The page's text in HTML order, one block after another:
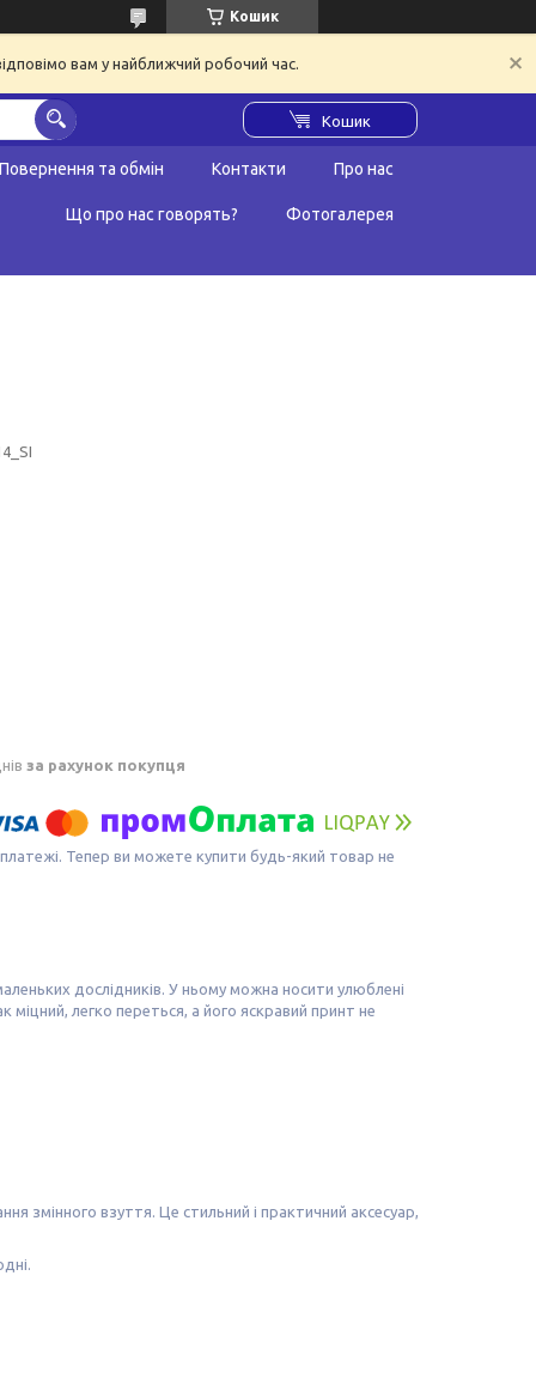
Кошик
вам у найближчий робочий час.
Кошик
Повернення та обмін Контакти Про нас
Що про нас говорять? Фотогалерея
за рахунок покупця
платежі. Тепер ви можете купити будь-який товар не
дослідників. У ньому можна носити улюблені
міцний, легко переться, а його яскравий принт не
змінного взуття. Це стильний і практичний аксесуар,